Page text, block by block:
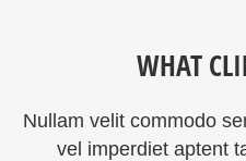
WHAT
Nullam velit commodo
vel imperdiet aptent